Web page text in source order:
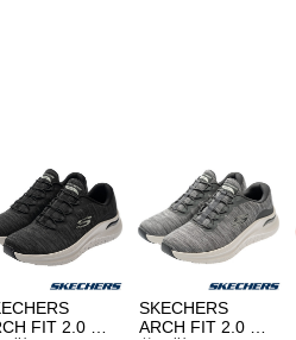
FIT 2.0 男
SKECHERS
ARCH FIT 2.0 男